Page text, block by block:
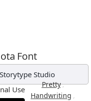
Font
Storytype Studio
Pretty,
Handwriting ,
Use